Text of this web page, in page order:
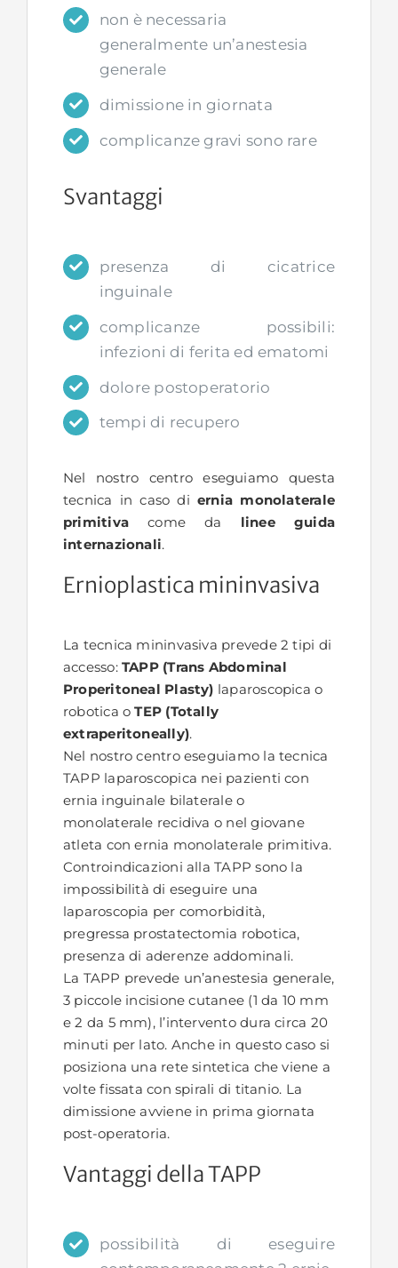
non è necessaria
generalmente un’anestesia
generale
dimissione in giornata
complicanze gravi sono rare
Svantaggi
presenza di cicatrice
inguinale
complicanze possibili:
infezioni di ferita ed ematomi
dolore postoperatorio
tempi di recupero
Nel nostro centro eseguiamo questa
tecnica in caso diernia monolaterale
primitiva come da linee guida
internazionali.
Ernioplastica mininvasiva
La tecnica mininvasiva prevede 2 tipi di
accesso:TAPP (Trans Abdominal
Properitoneal Plasty) laparoscopica o
robotica oTEP (Totally
extraperitoneally).
Nel nostro centro eseguiamo la tecnica
TAPP laparoscopica nei pazienti con
ernia inguinale bilaterale o
monolaterale recidiva o nel giovane
atleta con ernia monolaterale primitiva.
Controindicazioni alla TAPP sono la
impossibilità di eseguire una
laparoscopia per comorbidità,
pregressa prostatectomia robotica,
presenza di aderenze addominali.
La TAPP prevede un’anestesia generale,
3 piccole incisione cutanee (1 da 10 mm
e 2 da 5 mm), l’intervento dura circa 20
minuti per lato. Anche in questo caso si
posiziona una rete sintetica che viene a
volte fissata con spirali di titanio. La
dimissione avviene in prima giornata
post-operatoria.
Vantaggi della TAPP
possibilità di eseguire